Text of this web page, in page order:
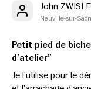
John
Neuville-sur-
Petit pied de
d’atelier”
Je l’utilise pour le